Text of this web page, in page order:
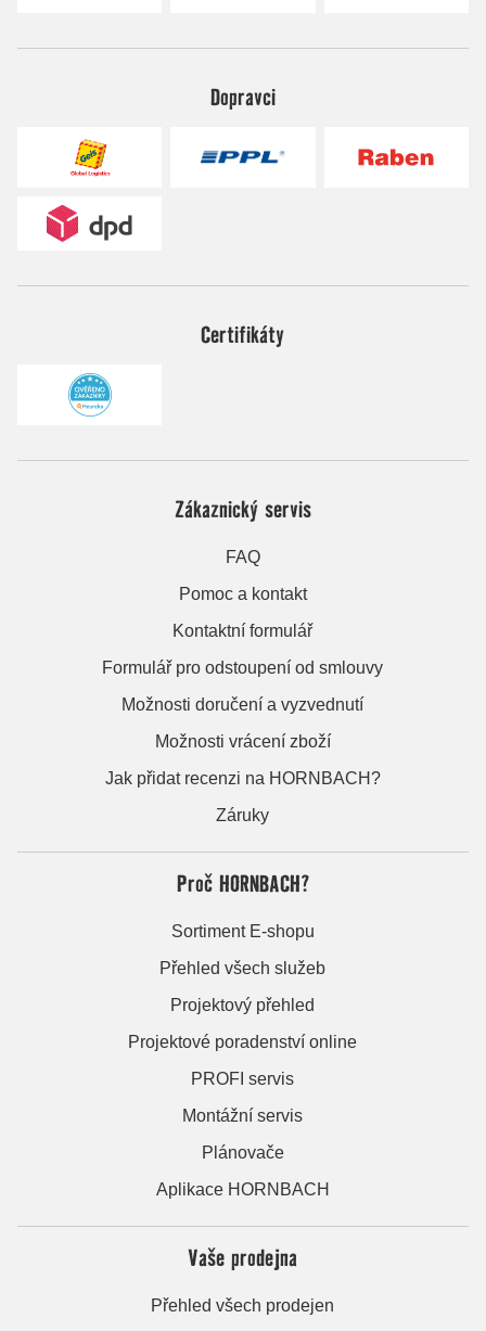
Dopravci
Certifikáty
Zákaznický servis
FAQ
Pomoc a kontakt
Kontaktní formulář
Formulář pro odstoupení od smlouvy
Možnosti doručení a vyzvednutí
Možnosti vrácení zboží
Jak přidat recenzi na HORNBACH?
Záruky
Proč HORNBACH?
Sortiment E-shopu
Přehled všech služeb
Projektový přehled
Projektové poradenství online
PROFI servis
Montážní servis
Plánovače
Aplikace HORNBACH
Vaše prodejna
Přehled všech prodejen